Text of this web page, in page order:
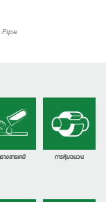
Pipe
างสารเคมี การหุ้มฉนวน